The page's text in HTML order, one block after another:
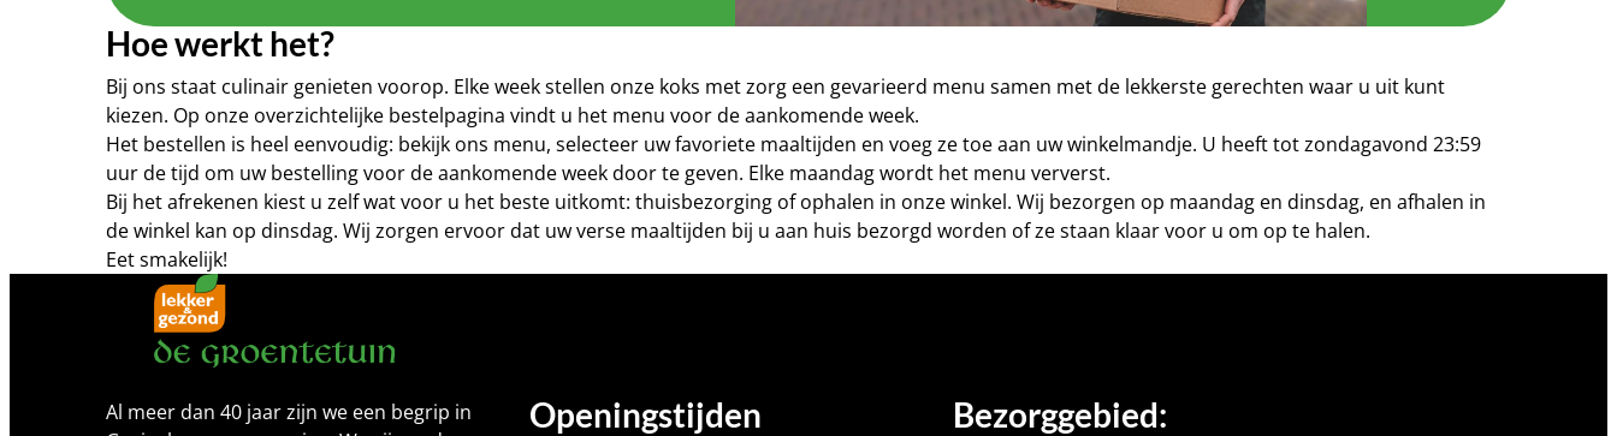
Hoe werkt het?
Bij ons staat culinair genieten voorop. Elke week stellen onze koks met zorg een gevarieerd menu samen met de lekkerste gerechten waar u uit kunt
kiezen. Op onze overzichtelijke bestelpagina vindt u het menu voor de aankomende week.
Het bestellen is heel eenvoudig: bekijk ons menu, selecteer uw favoriete maaltijden en voeg ze toe aan uw winkelmandje. U heeft tot zondagavond 23:59
uur de tijd om uw bestelling voor de aankomende week door te geven. Elke maandag wordt het menu ververst.
Bij het afrekenen kiest u zelf wat voor u het beste uitkomt: thuisbezorging of ophalen in onze winkel. Wij bezorgen op maandag en dinsdag, en afhalen in
de winkel kan op dinsdag. Wij zorgen ervoor dat uw verse maaltijden bij u aan huis bezorgd worden of ze staan klaar voor u om op te halen.
Eet smakelijk!
Al meer dan 40 jaar zijn we een begrip in
Openingstijden Bezorggebied: